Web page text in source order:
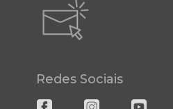
Redes Sociais